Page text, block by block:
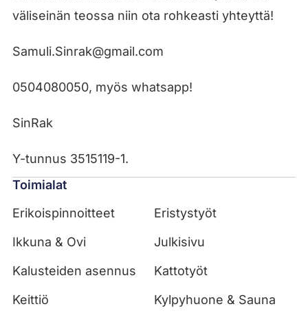
väliseinän teossa niin ota rohkeasti yhteyttä!
Samuli.Sinrak@gmail.com
0504080050, myös whatsapp!
SinRak
Y-tunnus 3515119-1.
Toimialat
Erikoispinnoitteet
Eristystyöt
Ikkuna & Ovi
Julkisivu
Kalusteiden asennus
Kattotyöt
Keittiö
Kylpyhuone & Sauna